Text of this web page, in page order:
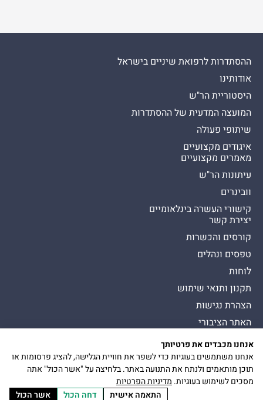
ההסתדרות לרפואת שיניים בישראל
אודותינו
היסטוריית הר"ש
המועצה המדעית של ההסתדרות
שיתופי פעולה
איגודים מקצועיים
מאמרים מקצועיים
עיתונות הר"ש
וובינרים
קישורי העשרה בינלאומיים
יצירת קשר
קורסים והכשרות
טפסים ונהלים
לוחות
תקנון ותנאי שימוש
הצהרת נגישות
האתר הציבורי
הצטרפות
להר״ש
כל הזכויות שמורות להסתדרות לרפואת שיניים בישראל
כיכר דיזנגוף 9, תל אביב יפו
Presman תדמית
אנחנו מכבדים את פרטיותך
אנחנו משתמשים בעוגיות כדי לשפר את חוויית הגלישה, להציג פרסומות או
תוכן מותאמים ולנתח את התנועה באתר. בלחיצה על "אשר הכול" אתה
מסכים לשימוש בעוגיות. מדיניות הפרטיות
התאמה אישית
דחה הכול אשר הכול